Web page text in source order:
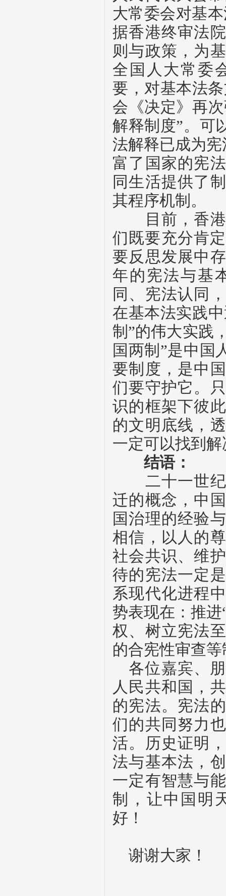
大常委会对基
据香港终审法
则与政策，为
全国人大常委
要，对基本法
会《决定》再
解释制度”。可
法解释已成为
富了国家的宪
同生活提供了
其程序机制。
目前，香港
们既要充分肯
要反思发展中
年的宪法与基
同、宪法认同
在基本法实践
制”的伟大实践
国两制”是中国
要制度，是中
们要守护它。
识的框架下彼
的文明底线，
一定可以找到
结语：
二十一世纪
迁的概念，中
国治理的经验
相信，以人的
社会共识、维
待的宪法一定
系现代化进程
势表现在：推
权、树立宪法
的合宪性审查
各位嘉宾、
人民共和国，
的宪法。宪法
们的共同努力
活。历史证明
法与基本法，
一定有智慧与
制，让中国明
好！
谢谢大家！